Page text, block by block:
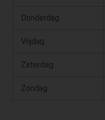
Donderdag
Vrijdag
Zaterdag
Zondag